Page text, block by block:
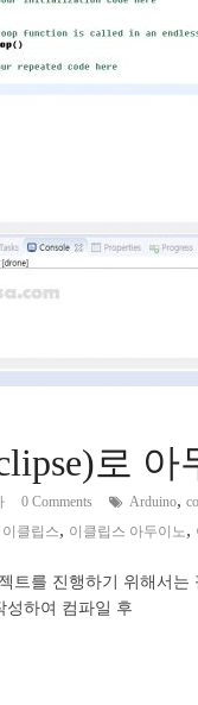
로
0 Comments Arduino,
이클립스, 이클립스 아두이노,
트를 진행하기 위해서
하여 컴파일 후